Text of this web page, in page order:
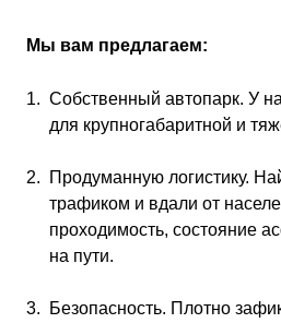
Мы вам предлагаем:
Собственный автопарк. У
для крупногабаритной и
Продуманную логистику.
трафиком и вдали от
проходимость, состояние
на пути.
Безопасность. Плотно